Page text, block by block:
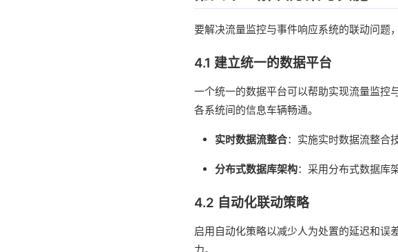
要解决流量监控与事件响应系统的联动问题
4.1 建立统一的数据平台
一个统一的数据平台可以帮助实现流量监控
各系统间的信息车辆畅通。
实时数据流整合：实施实时数据流整合
分布式数据库架构：采用分布式数据库
4.2 自动化联动策略
启用自动化策略以减少人为处置的延迟和误
力。